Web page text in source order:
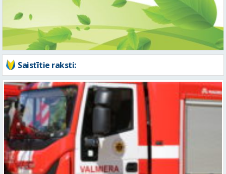
Saistītie raksti: